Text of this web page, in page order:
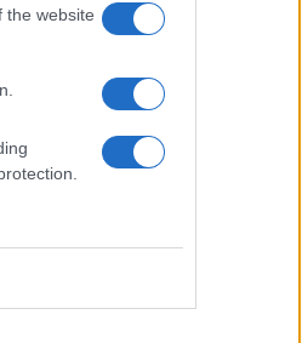
the website